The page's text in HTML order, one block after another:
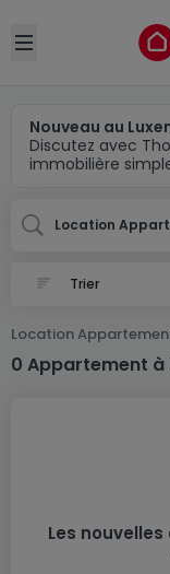
Open sidebar
Nouveau au
Discutez avec
immobilière
Location
Location
0 Appartement à
Les
Annuler